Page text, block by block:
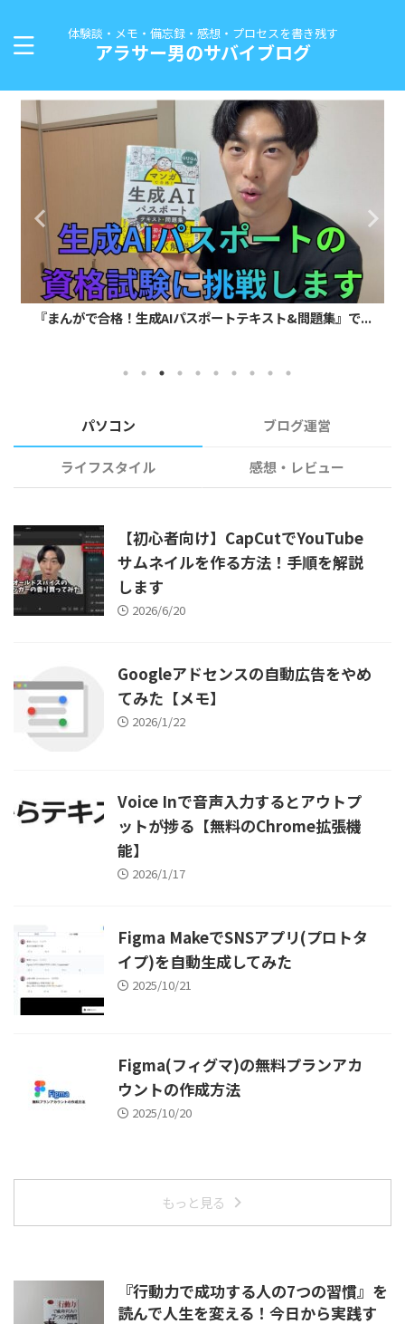
体験談・メモ・備忘録・感想・プロセスを書き残す
アラサー男のサバイブログ
『まんがで合格！生成AIパスポートテキスト&問題集』で...
パソコン ブログ運営
ライフスタイル 感想・レビュー
【初心者向け】CapCutでYouTube
サムネイルを作る方法！手順を解説
します
2026/6/20
Googleアドセンスの自動広告をやめ
てみた【メモ】
2026/1/22
Voice Inで音声入力するとアウトプ
ットが捗る【無料のChrome拡張機
能】
2026/1/17
Figma MakeでSNSアプリ(プロトタ
イプ)を自動生成してみた
2025/10/21
Figma(フィグマ)の無料プランアカ
ウントの作成方法
2025/10/20
もっと見る
『行動力で成功する人の7つの習慣』を
読んで人生を変える！今日から実践す